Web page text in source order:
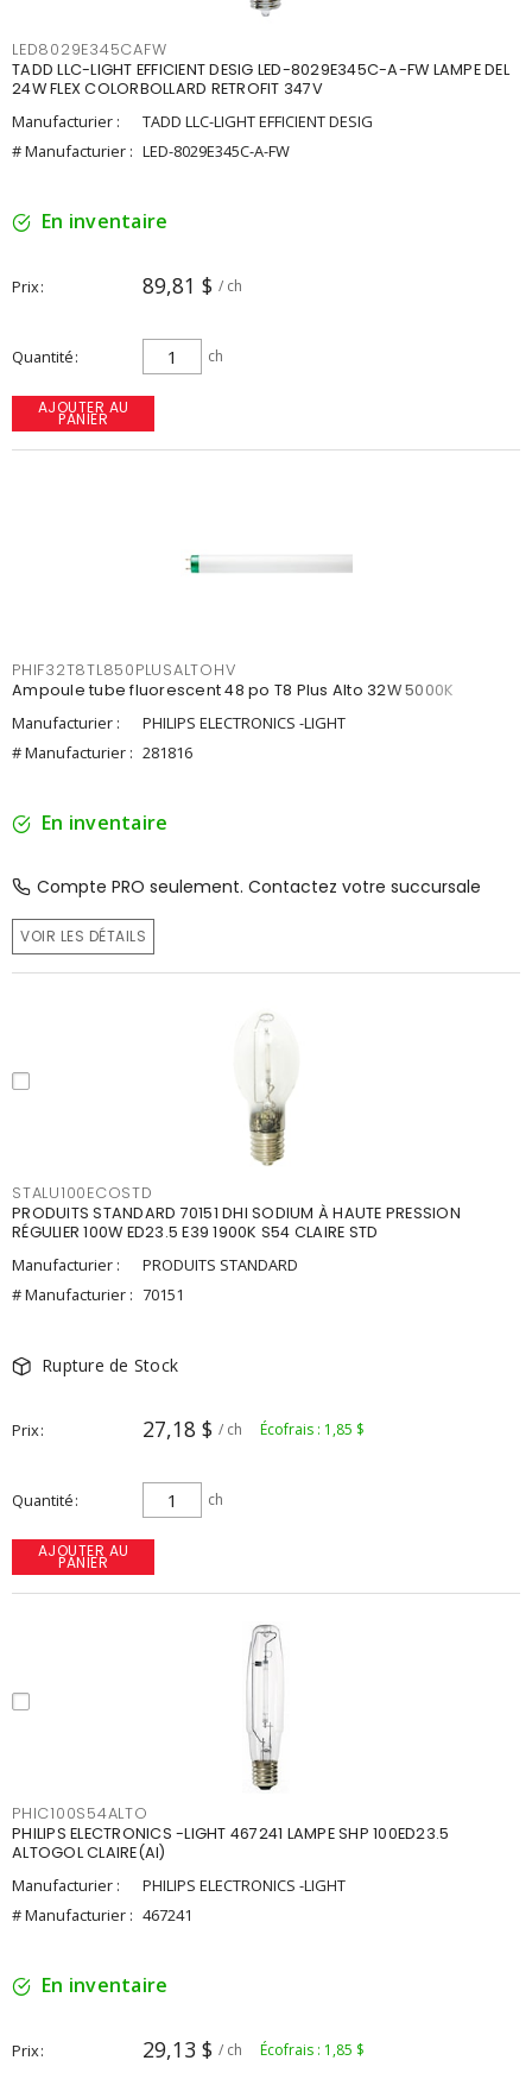
LED8029E345CAFW
TADD LLC-LIGHT EFFICIENT DESIG LED-8029E345C-A-FW LAMPE DEL
24W FLEX COLORBOLLARD RETROFIT 347V
Manufacturier :
TADD LLC-LIGHT EFFICIENT DESIG
# Manufacturier : LED-8029E345C-A-FW
En inventaire
Prix 89,81 $ / ch
Quantité ch
AJOUTER AU
PANIER
PHIF32T8TL850PLUSALTOHV
Ampoule tube fluorescent 48 po T8 Plus Alto 32W 5000K
Manufacturier :
PHILIPS ELECTRONICS -LIGHT
# Manufacturier : 281816
En inventaire
Compte PRO seulement. Contactez votre succursale
VOIR LES DÉTAILS
STALU100ECOSTD
PRODUITS STANDARD 70151 DHI SODIUM À HAUTE PRESSION
RÉGULIER 100W ED23.5 E39 1900K S54 CLAIRE STD
Manufacturier :
PRODUITS STANDARD
# Manufacturier : 70151
Rupture de Stock
Prix 27,18 $ / ch Écofrais : 1,85 $
Quantité ch
AJOUTER AU
PANIER
PHIC100S54ALTO
PHILIPS ELECTRONICS -LIGHT 467241 LAMPE SHP 100ED23.5
ALTOGOL CLAIRE(AI)
Manufacturier :
PHILIPS ELECTRONICS -LIGHT
# Manufacturier : 467241
En inventaire
Prix 29,13 $ / ch Écofrais : 1,85 $